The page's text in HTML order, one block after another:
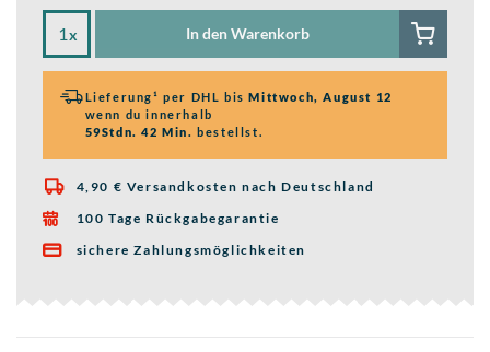
x In den Warenkorb
Lieferung¹ per DHL bisMittwoch, August 12
wenn du innerhalb
59Stdn. 42 Min. bestellst.
 4,90 € Versandkosten nach Deutschland
 100 Tage Rückgabegarantie
 sichere Zahlungsmöglichkeiten